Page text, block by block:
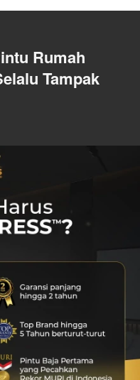
Rumah
Tampak